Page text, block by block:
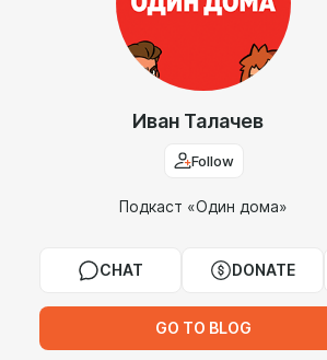
Иван Талачев
Follow
Подкаст «Один дома»
CHAT DONATE
GO TO BLOG